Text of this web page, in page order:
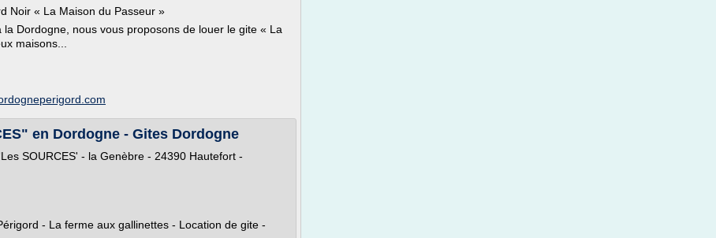
Noir « La Maison du Passeur »
Dordogne, nous vous proposons de louer le gite « La
maisons...
en Dordogne - Gites Dordogne
SOURCES' - la Genèbre - 24390 Hautefort -
- La ferme aux gallinettes - Location de gite -